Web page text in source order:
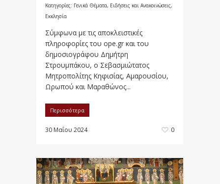
Κατηγορίες: Γενικά Θέματα, Ειδήσεις και Ανακοινώσεις,
Εκκλησία
Σύμφωνα με τις αποκλειστικές
πληροφορίες του ope.gr και του
δημοσιογράφου Δημήτρη
Στρουμπάκου, ο Σεβασμιώτατος
Μητροπολίτης Κηφισίας, Αμαρουσίου,
Ωρωπού και Μαραθώνος...
Περισσότερα
30 Μαΐου 2024 0